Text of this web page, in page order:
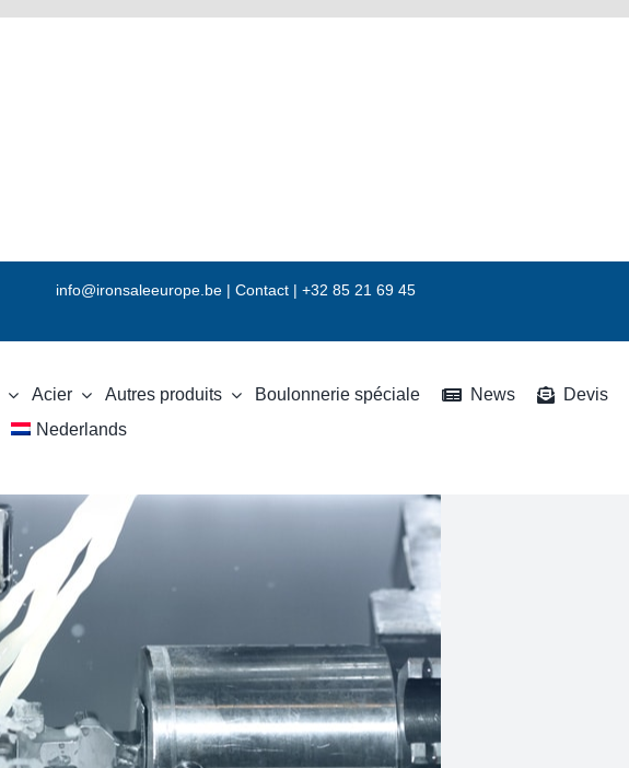
info@ironsaleeurope.be| Contact | +32 85 21 69 45
Acier Autres produits Boulonnerie spéciale News
Devis
Nederlands